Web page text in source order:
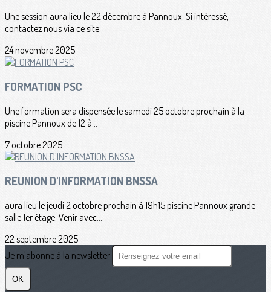
Une session aura lieu le 22 décembre à Pannoux. Si intéressé,
contactez nous via ce site.
24 novembre 2025
FORMATION PSC
Une formation sera dispensée le samedi 25 octobre prochain à la
piscine Pannoux de 12 à...
7 octobre 2025
REUNION D'INFORMATION BNSSA
aura lieu le jeudi 2 octobre prochain à 19h15 piscine Pannoux grande
salle 1er étage. Venir avec...
22 septembre 2025
Je m'abonne à la newsletter
OK